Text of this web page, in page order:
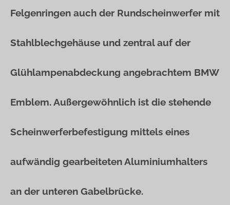
Felgenringen auch der Rundscheinwerfer mit
Stahlblechgehäuse und zentral auf der
Glühlampenabdeckung angebrachtem BMW
Emblem. Außergewöhnlich ist die stehende
Scheinwerferbefestigung mittels eines
aufwändig gearbeiteten Aluminiumhalters
an der unteren Gabelbrücke.